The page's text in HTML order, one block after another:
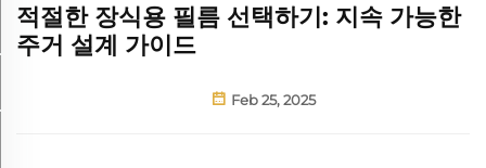
적절한 장식용 필름 선택하기: 지속 가능한
주거 설계 가이드
Feb 25, 2025